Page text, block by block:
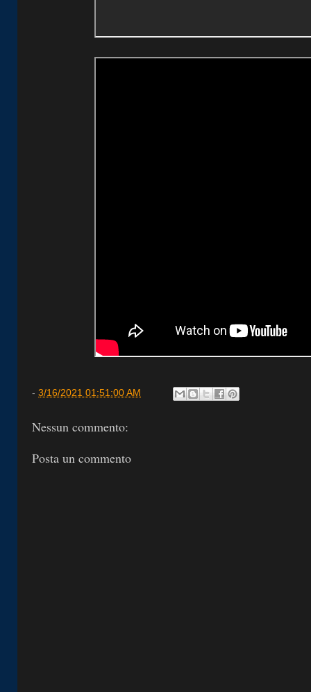
- 3/16/2021 01:51:00 AM
Nessun commento:
Posta un commento